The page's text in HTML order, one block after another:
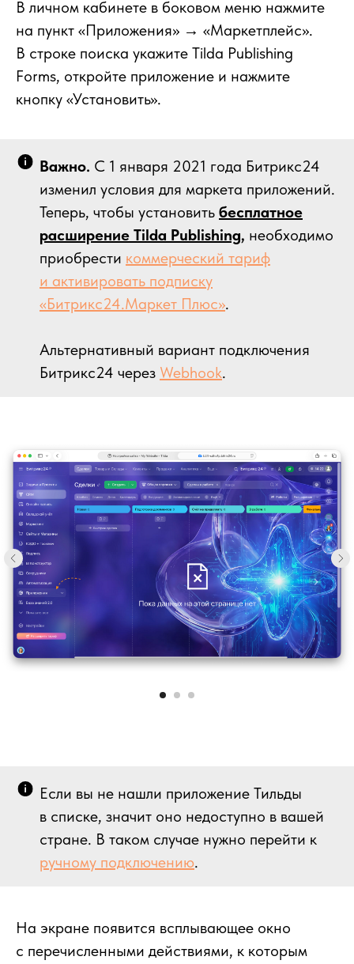
В личном кабинете в боковом меню нажмите
на пункт «Приложения» → «Маркетплейс».
В строке поиска укажите Tilda Publishing
Forms, откройте приложение и нажмите
кнопку «Установить».
Важно. С 1 января 2021 года Битрикс24
изменил условия для маркета приложений.
Теперь, чтобы установить бесплатное
расширение Tilda Publishing, необходимо
приобрести коммерческий тариф
и активировать подписку
«Битрикс24.Маркет Плюс».
Альтернативный вариант подключения
Битрикс24 через Webhook.
Если вы не нашли приложение Тильды
в списке, значит оно недоступно в вашей
стране. В таком случае нужно перейти к
ручному подключению.
На экране появится всплывающее окно
с перечисленными действиями, к которым